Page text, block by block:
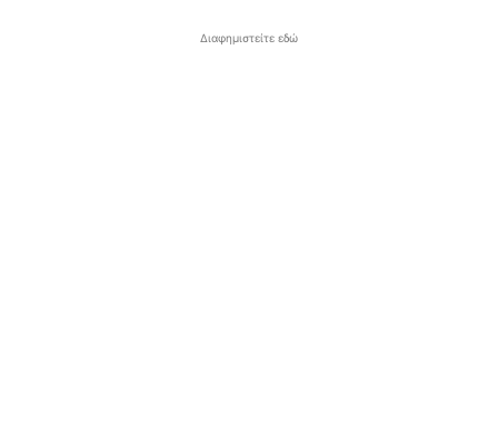
Διαφημιστείτε εδώ